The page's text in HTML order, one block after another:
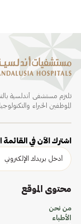
تلتزم مستشفى أندلسية
الموظفين الخبراء
اشترك الآن في القائمة
محتوى الموقع
من نحن
الأطباء